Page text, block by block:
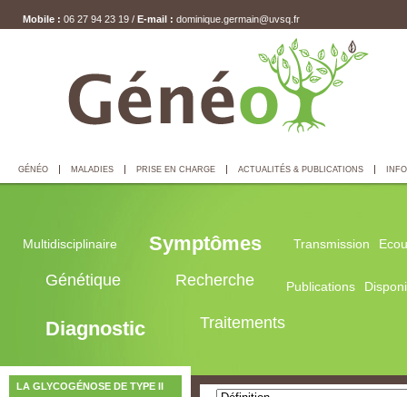
Mobile : 06 27 94 23 19 / E-mail : dominique.germain@uvsq.fr
GÉNÉO MALADIES PRISE EN CHARGE ACTUALITÉS & PUBLICATIONS
Multidisciplinaire Symptômes Transmission
Génétique Recherche Publications
Diagnostic Traitements
LA GLYCOGÉNOSE DE TYPE II